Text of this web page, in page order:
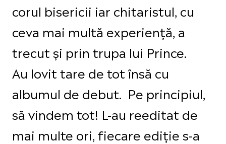
corul bisericii iar chitaristul, cu
ceva mai multă experiență, a
trecut și prin trupa lui Prince.
Au lovit tare de tot însă cu
albumul de debut. Pe principiul,
să vindem tot! L-au reeditat de
mai multe ori, fiecare ediție s-a